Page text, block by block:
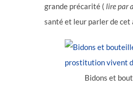
grande précarité ( lire par
santé et leur parler de cet
Bidons et